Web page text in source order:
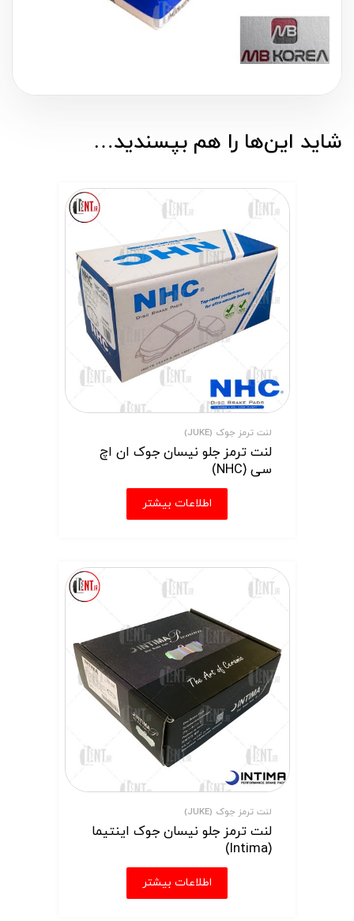
شاید این‌ها را هم بپسندید…
لنت ترمز جوک (JUKE)
لنت ترمز جلو نیسان جوک ان اچ
سی (NHC)
اطلاعات بیشتر
لنت ترمز جوک (JUKE)
لنت ترمز جلو نیسان جوک اینتیما
(Intima)
اطلاعات بیشتر